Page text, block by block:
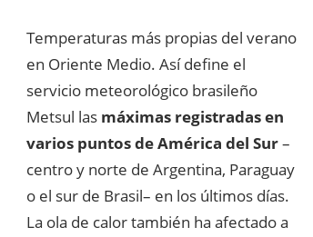
Temperaturas más propias del verano
en Oriente Medio. Así define el
servicio meteorológico brasileño
Metsul las máximas registradas en
varios puntos de América del Sur–
centro y norte de Argentina, Paraguay
o el sur de Brasil– en los últimos días.
La ola de calor también ha afectado a